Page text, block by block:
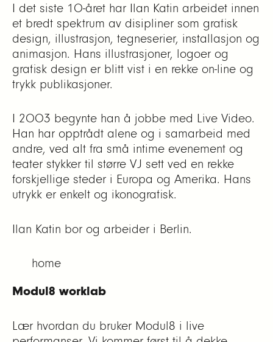
I det siste 10-året har Ilan Katin arbeidet innen
et bredt spektrum av disipliner som grafisk
design, illustrasjon, tegneserier, installasjon og
animasjon. Hans illustrasjoner, logoer og
grafisk design er blitt vist i en rekke on-line og
trykk publikasjoner.
I 2003 begynte han å jobbe med Live Video.
Han har opptrådt alene og i samarbeid med
andre, ved alt fra små intime evenement og
teater stykker til større VJ sett ved en rekke
forskjellige steder i Europa og Amerika. Hans
utrykk er enkelt og ikonografisk.
Ilan Katin bor og arbeider i Berlin.
home
Modul8 worklab
Lær hvordan du bruker Modul8 i live